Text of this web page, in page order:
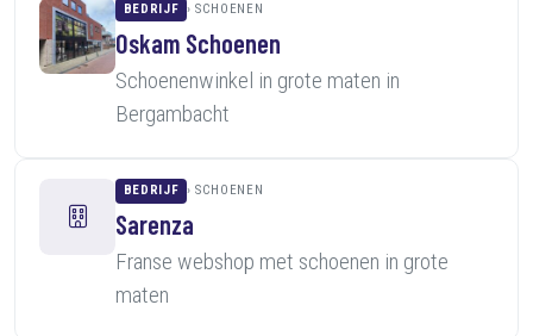
BEDRIJF SCHOENEN
Oskam Schoenen
Schoenenwinkel in grote maten in
Bergambacht
BEDRIJF SCHOENEN
Sarenza
Franse webshop met schoenen in grote
maten